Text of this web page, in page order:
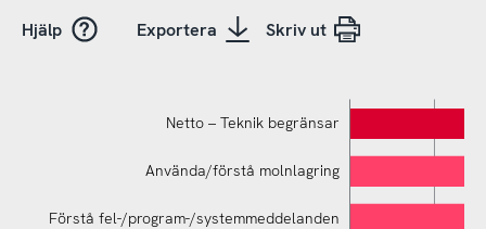
Hjälp Exportera Skriv ut
Netto – Teknik begränsar
Använda/förstå molnlagring
Förstå fel-/program-/systemmeddelanden